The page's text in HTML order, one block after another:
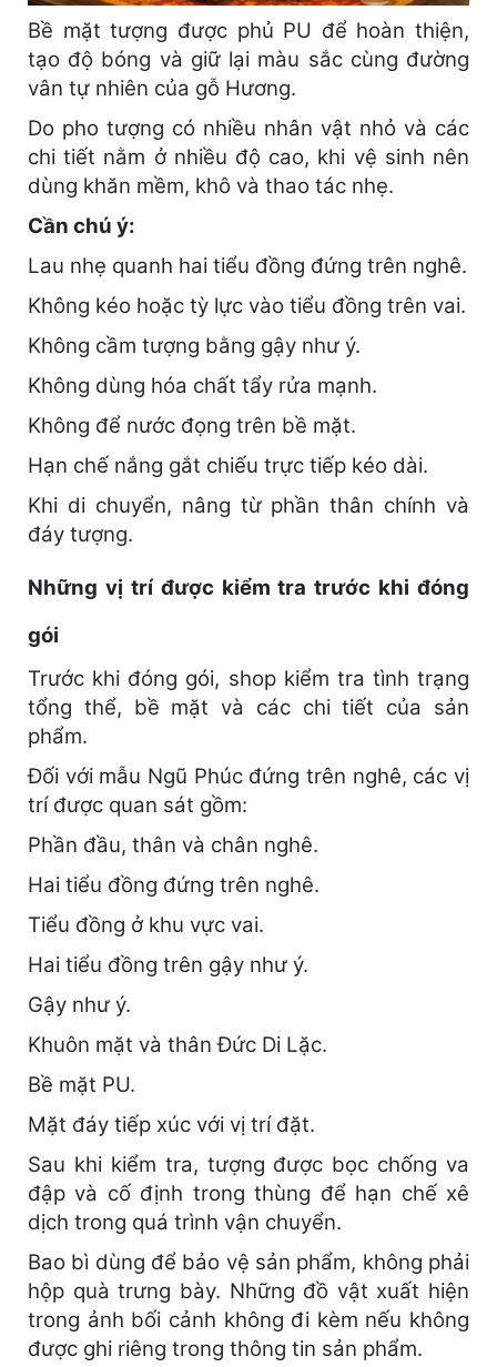
Bề mặt tượng được phủ PU để hoàn thiện,
tạo độ bóng và giữ lại màu sắc cùng đường
vân tự nhiên của gỗ Hương.
Do pho tượng có nhiều nhân vật nhỏ và các
chi tiết nằm ở nhiều độ cao, khi vệ sinh nên
dùng khăn mềm, khô và thao tác nhẹ.
Cần chú ý:
Lau nhẹ quanh hai tiểu đồng đứng trên nghê.
Không kéo hoặc tỳ lực vào tiểu đồng trên vai.
Không cầm tượng bằng gậy như ý.
Không dùng hóa chất tẩy rửa mạnh.
Không để nước đọng trên bề mặt.
Hạn chế nắng gắt chiếu trực tiếp kéo dài.
Khi di chuyển, nâng từ phần thân chính và
đáy tượng.
Những vị trí được kiểm tra trước khi đóng
gói
Trước khi đóng gói, shop kiểm tra tình trạng
tổng thể, bề mặt và các chi tiết của sản
phẩm.
Đối với mẫu Ngũ Phúc đứng trên nghê, các vị
trí được quan sát gồm:
Phần đầu, thân và chân nghê.
Hai tiểu đồng đứng trên nghê.
Tiểu đồng ở khu vực vai.
Hai tiểu đồng trên gậy như ý.
Gậy như ý.
Khuôn mặt và thân Đức Di Lặc.
Bề mặt PU.
Mặt đáy tiếp xúc với vị trí đặt.
Sau khi kiểm tra, tượng được bọc chống va
đập và cố định trong thùng để hạn chế xê
dịch trong quá trình vận chuyển.
Bao bì dùng để bảo vệ sản phẩm, không phải
hộp quà trưng bày. Những đồ vật xuất hiện
trong ảnh bối cảnh không đi kèm nếu không
được ghi riêng trong thông tin sản phẩm.